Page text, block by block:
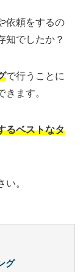
依頼をするの
知でしたか？
で行うことに
きます。
るベストなタ
。
グ